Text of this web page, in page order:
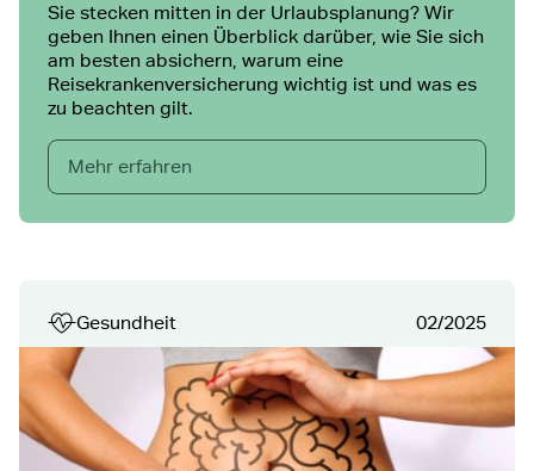
Gesundheit 02/2025
Sie stecken mitten in der Urlaubsplanung? Wir
geben Ihnen einen Überblick darüber, wie Sie sich
am besten absichern, warum eine
Reisekrankenversicherung wichtig ist und was es
zu beachten gilt.
Mehr erfahren